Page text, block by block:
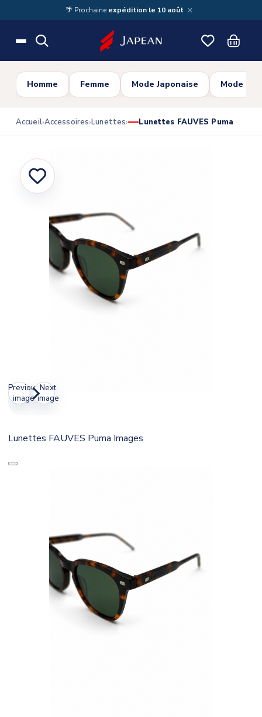
Skip to main content🌴 Prochaine expédition le 10 août ×
Homme Femme Mode Japonaise Mode
Accueil Accessoires Lunettes Lunettes FAUVES Puma
Previous
image
Next
image
Lunettes FAUVES Puma Images